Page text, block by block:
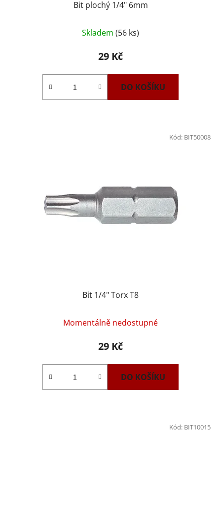
Bit plochý 1/4" 6mm
Skladem (56 ks)
29 Kč
DO KOŠÍKU
Bit 1/4" Torx T8
Momentálně nedostupné
29 Kč
DO KOŠÍKU
Kód: BIT50008
Kód: BIT10015